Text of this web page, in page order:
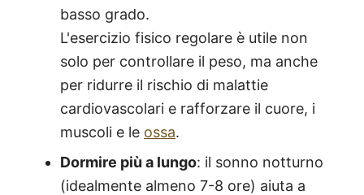
basso grado.
L'esercizio fisico regolare è utile non
solo per controllare il peso, ma anche
per ridurre il rischio di malattie
cardiovascolari e rafforzare il cuore, i
muscoli e le ossa.
Dormire più a lungo: il sonno notturno
(idealmente almeno 7-8 ore) aiuta a